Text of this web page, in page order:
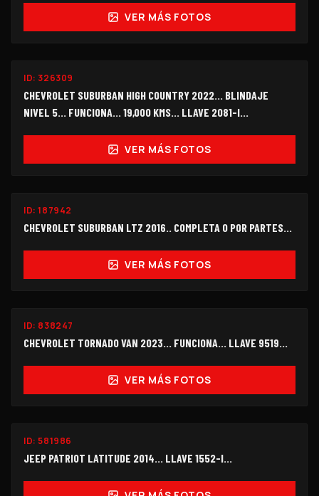
VER MÁS FOTOS
ID: 326309
CHEVROLET SUBURBAN HIGH COUNTRY 2022... BLINDAJE
NIVEL 5… FUNCIONA… 19,000 KMS… LLAVE 2081-I...
VER MÁS FOTOS
ID:187942
CHEVROLET SUBURBAN LTZ 2016.. COMPLETA O POR PARTES...
VER MÁS FOTOS
ID: 838247
CHEVROLET TORNADO VAN 2023... FUNCIONA... LLAVE 9519...
VER MÁS FOTOS
ID: 581986
JEEP PATRIOT LATITUDE 2014... LLAVE 1552-I…